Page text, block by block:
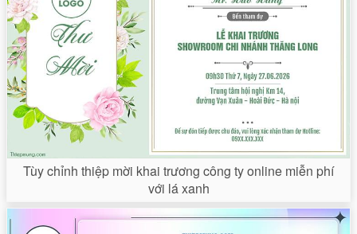
Tùy chỉnh thiệp mời khai trương công ty online miễn phí
với lá xanh